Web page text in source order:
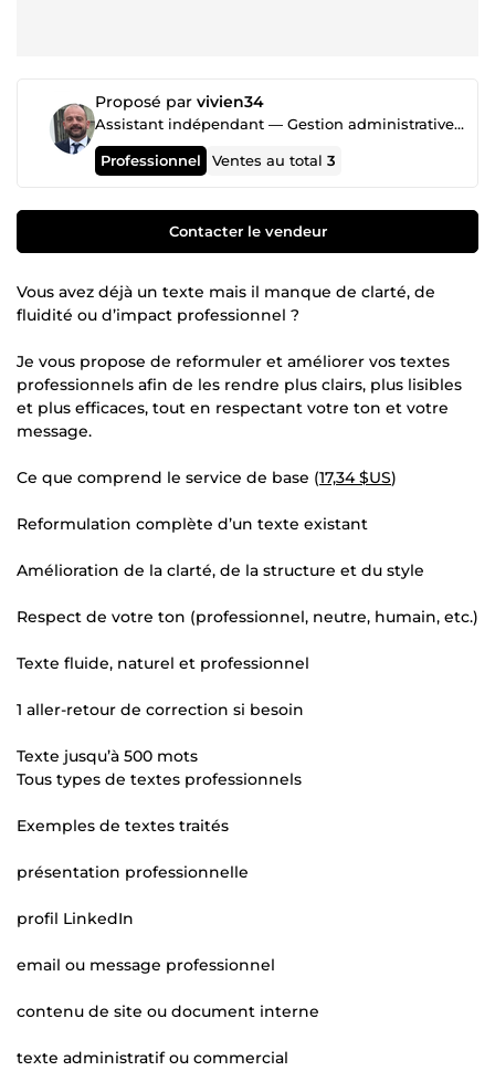
Proposé par vivien34
Assistant indépendant — Gestion administrative, organisation & communication TPE
Professionnel Ventes au total3
Contacter le vendeur
Vous avez déjà un texte mais il manque de clarté, de
fluidité ou d’impact professionnel ?
Je vous propose de reformuler et améliorer vos textes
professionnels afin de les rendre plus clairs, plus lisibles
et plus efficaces, tout en respectant votre ton et votre
message.
Ce que comprend le service de base (17,34 $US)
Reformulation complète d’un texte existant
Amélioration de la clarté, de la structure et du style
Respect de votre ton (professionnel, neutre, humain, etc.)
Texte fluide, naturel et professionnel
1 aller-retour de correction si besoin
Texte jusqu’à 500 mots
Tous types de textes professionnels
Exemples de textes traités
présentation professionnelle
profil LinkedIn
email ou message professionnel
contenu de site ou document interne
texte administratif ou commercial